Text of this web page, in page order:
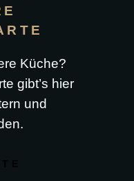
Küche?
gibt’s hier
und